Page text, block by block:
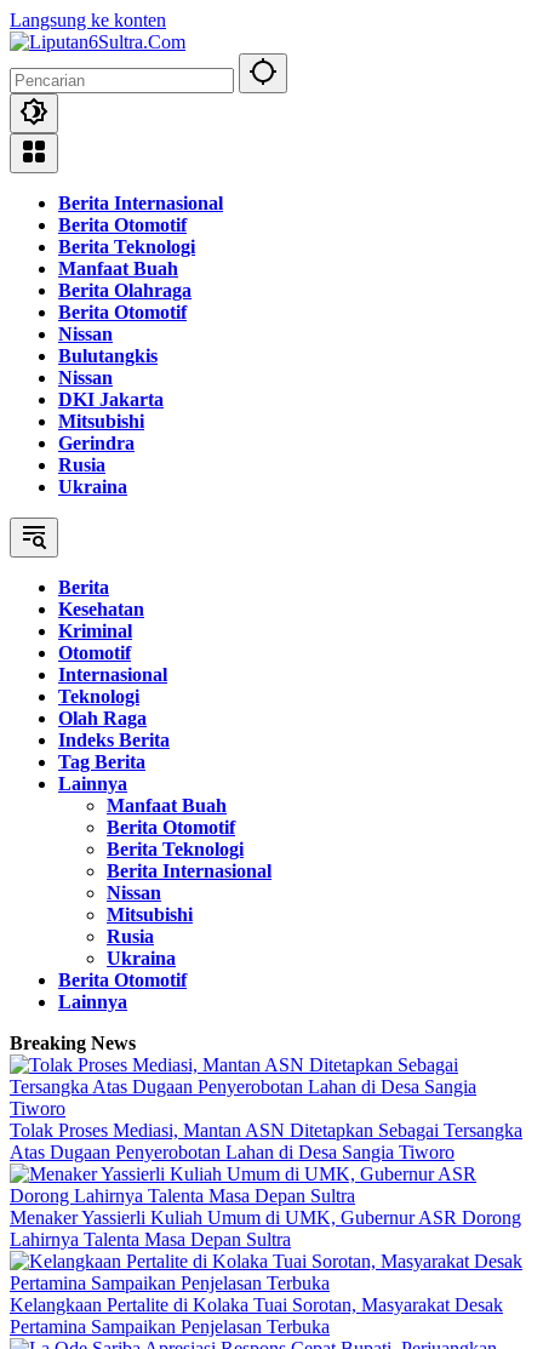
Langsung ke konten
Berita Internasional
Berita Otomotif
Berita Teknologi
Manfaat Buah
Berita Olahraga
Berita Otomotif
Nissan
Bulutangkis
Nissan
DKI Jakarta
Mitsubishi
Gerindra
Rusia
Ukraina
Berita
Kesehatan
Kriminal
Otomotif
Internasional
Teknologi
Olah Raga
Indeks Berita
Tag Berita
Lainnya
Manfaat Buah
Berita Otomotif
Berita Teknologi
Berita Internasional
Nissan
Mitsubishi
Rusia
Ukraina
Berita Otomotif
Lainnya
Breaking News
Tolak Proses Mediasi, Mantan ASN Ditetapkan Sebagai Tersangka
Atas Dugaan Penyerobotan Lahan di Desa Sangia Tiworo
Menaker Yassierli Kuliah Umum di UMK, Gubernur ASR Dorong
Lahirnya Talenta Masa Depan Sultra
Kelangkaan Pertalite di Kolaka Tuai Sorotan, Masyarakat Desak
Pertamina Sampaikan Penjelasan Terbuka